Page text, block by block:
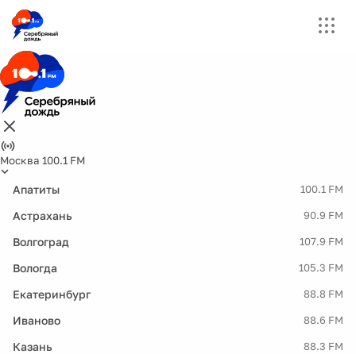
Москва 100.1 FM
Апатиты 100.1 FM
Астрахань 90.9 FM
Волгоград 107.9 FM
Вологда 105.3 FM
Екатеринбург 88.8 FM
Иваново 88.6 FM
Казань 88.3 FM